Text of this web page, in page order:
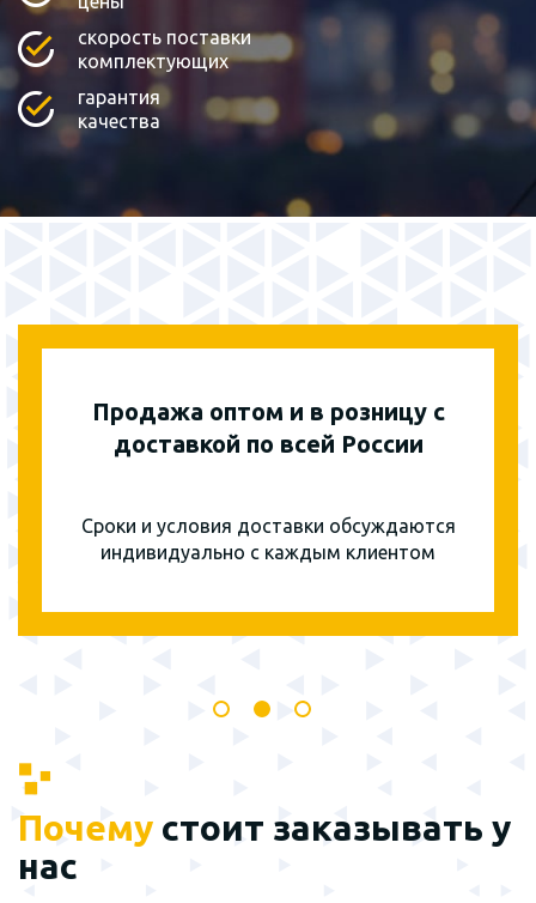
скорость поставки
комплектующих
гарантия
качества
Продажа оптом и в розницу с
доставкой по всей России
Сроки и условия доставки обсуждаются
индивидуально с каждым клиентом
Почему стоит заказывать у
нас